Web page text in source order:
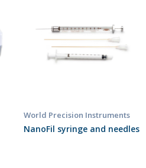
World Precision Instruments
NanoFil syringe and needles